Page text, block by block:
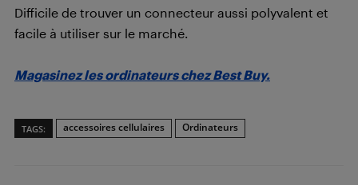
Difficile de trouver un connecteur aussi polyvalent et
facile à utiliser sur le marché.
Magasinez les ordinateurs chez Best Buy.
TAGS: accessoires cellulaires Ordinateurs